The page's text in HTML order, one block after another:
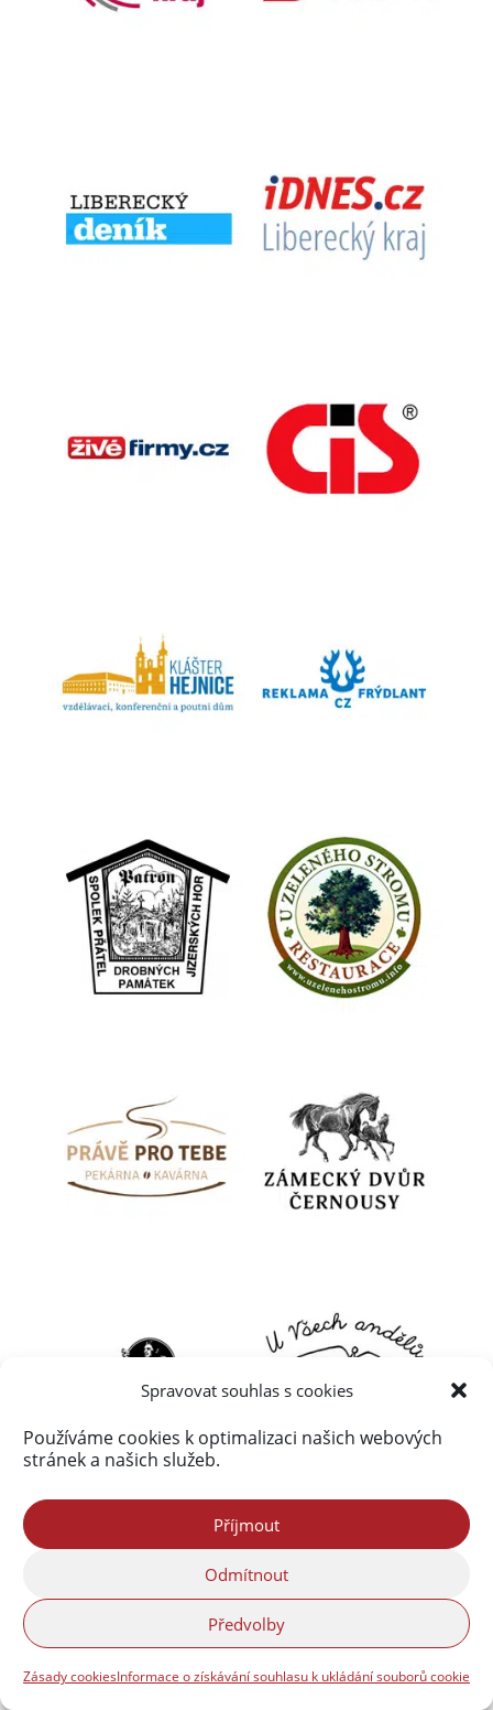
Spravovat souhlas s cookies
Používáme cookies k optimalizaci našich webových
stránek a našich služeb.
Příjmout
Odmítnout
Předvolby
Zásady cookiesInformace o získávání souhlasu k ukládání souborů cookie